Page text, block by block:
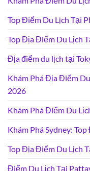
Top Điểm Du Lịch Tại
Top Địa Điểm Du Lịch
Địa điểm du lịch tại
Khám Phá Địa Điểm
2026
Khám Phá Điểm Du
Khám Phá Sydney:
Top Địa Điểm Du Lịch
Điểm Du Lịch Tại